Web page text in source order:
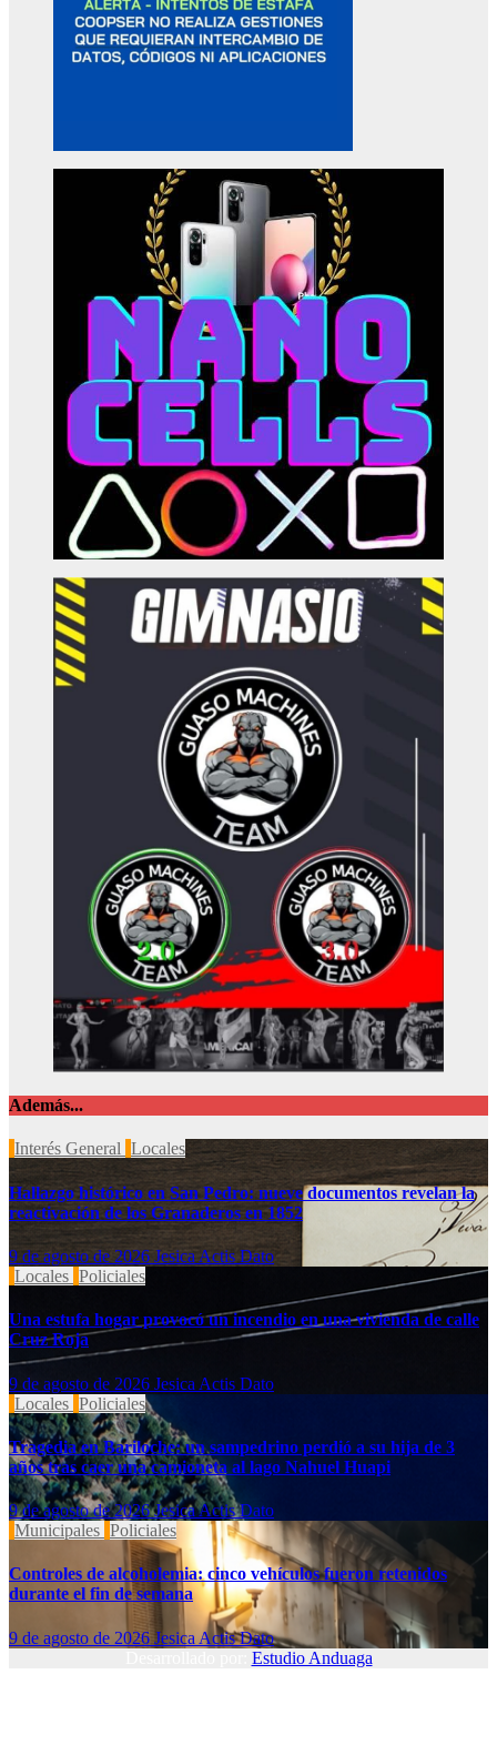
Además...
Interés General Locales
Hallazgo histórico en San Pedro: nueve documentos revelan la
reactivación de los Granaderos en 1852
9 de agosto de 2026 Jesica Actis Dato
Locales Policiales
Una estufa hogar provocó un incendio en una vivienda de calle
Cruz Roja
9 de agosto de 2026 Jesica Actis Dato
Locales Policiales
Tragedia en Bariloche: un sampedrino perdió a su hija de 3
años tras caer una camioneta al lago Nahuel Huapi
9 de agosto de 2026Jesica Actis Dato
Municipales Policiales
Controles de alcoholemia: cinco vehículos fueron retenidos
durante el fin de semana
9 de agosto de 2026 Jesica Actis Dato
Estudio Anduaga